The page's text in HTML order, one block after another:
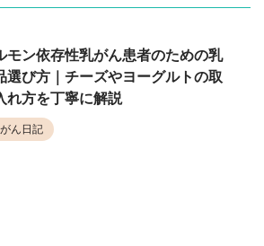
モン依存性乳がん患者のための乳
選び方｜チーズやヨーグルトの取
れ方を丁寧に解説
ん日記